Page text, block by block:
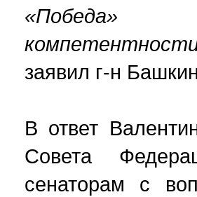
заявил г-н
В ответ
Совета
сенаторам с